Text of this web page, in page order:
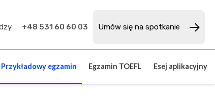
+48 531 60 60 03 Umów się na spotkanie
Przykładowy egzamin Egzamin TOEFL Esej aplikacyjny